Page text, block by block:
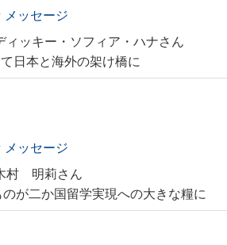
メッセージ
ィッキー・ソフィア・ハナさん
日本と海外の架け橋に
メッセージ
村 明莉さん
が二か国留学実現への大きな糧に